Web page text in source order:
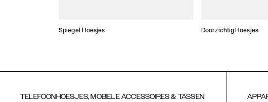
Spiegel Hoesjes Doorzichtig Hoesjes
TELEFOONHOESJES, MOBIELE ACCESSOIRES & TASSEN